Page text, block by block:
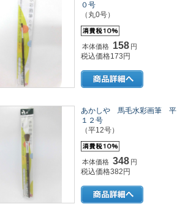
０号
（丸0号）
本体価格 158 円
税込価格173円
あかしや 馬毛水彩画筆 平
１２号
（平12号）
本体価格 348 円
税込価格382円